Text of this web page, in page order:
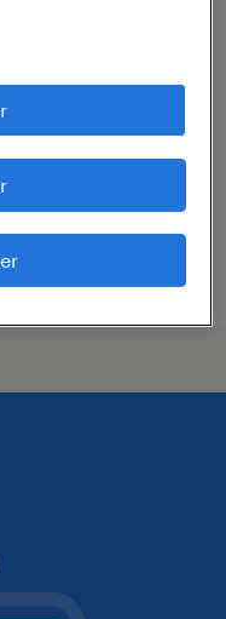
atlantique